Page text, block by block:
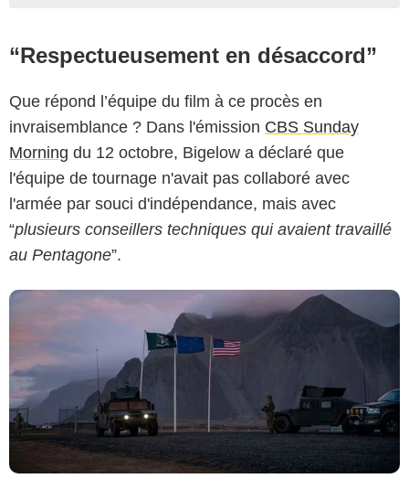
“Respectueusement en désaccord”
Que répond l’équipe du film à ce procès en
invraisemblance ? Dans l'émission CBS Sunday
Morning du 12 octobre, Bigelow a déclaré que
l'équipe de tournage n'avait pas collaboré avec
l'armée par souci d'indépendance, mais avec
“plusieurs conseillers techniques qui avaient travaillé
au Pentagone”.